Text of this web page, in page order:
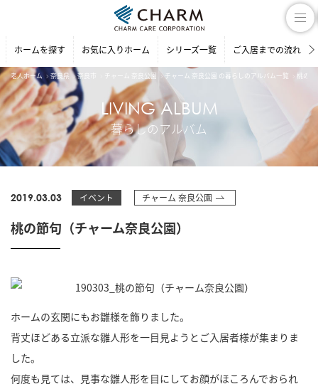
ホームを探す お気に入りホーム シリーズ一覧 ご入居までの流れ
老人ホーム 奈良県 奈良市 チャーム 奈良公園 チャーム 奈良公園 の暮らしのアルバム一覧 桃の節
LIVING ALBUM
暮らしのアルバム
2019.03.03 イベント チャーム 奈良公園
桃の節句（チャーム奈良公園）
ホームの玄関にもお雛様を飾りました。
背丈ほどある立派な雛人形を一目見ようとご入居者様が集まりま
した。
何度も見ては、見事な雛人形を目にしてお顔がほころんでおられ